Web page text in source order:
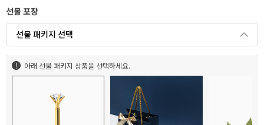
선물 포장
선물 패키지 선택
아래 선물 패키지 상품을 선택하세요.